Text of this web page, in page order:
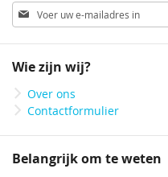
Abonneer
u
op
nieuwsbrief
Wie zijn wij?
Over ons
Contactformulier
Belangrijk om te weten